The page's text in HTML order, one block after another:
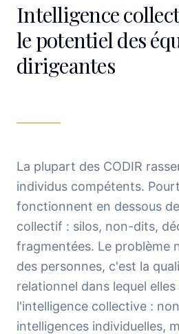
Intelligence
le potentiel des
dirigeantes
La plupart des CODIR
individus compétents.
fonctionnent en dessous
collectif : silos, non-dits,
fragmentées. Le problème
des personnes, c'est la
relationnel dans lequel
l'intelligence collective :
intelligences individuelles,